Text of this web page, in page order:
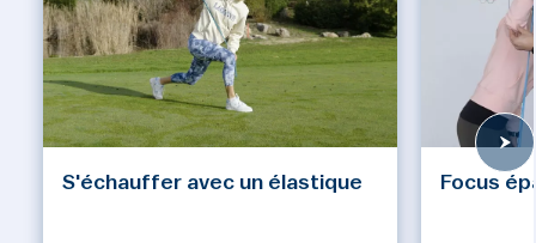
S'échauffer avec un élastique Focus